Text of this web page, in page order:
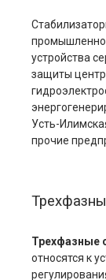
устройства
защиты
Усть-
прочие
Трехфазные
относятся к